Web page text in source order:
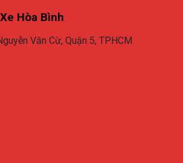
Hòa Bình
Văn Cừ, Quận 5, TPHCM